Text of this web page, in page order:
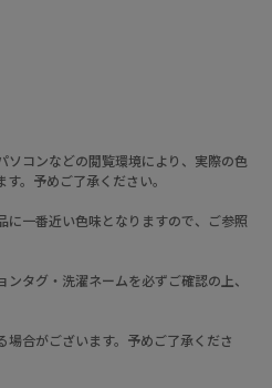
コンなどの閲覧環境により、実際の色
。予めご了承ください。
一番近い色味となりますので、ご参照
タグ・洗濯ネームを必ずご確認の上、
合がございます。予めご了承くださ